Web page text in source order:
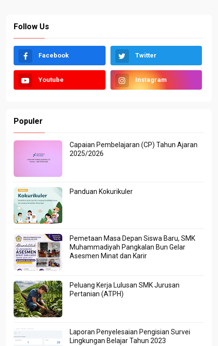
Follow Us
Facebook Twitter
Youtube Instagram
Populer
Capaian Pembelajaran (CP) Tahun Ajaran
2025/2026
Panduan Kokurikuler
Pemetaan Masa Depan Siswa Baru, SMK
Muhammadiyah Pangkalan Bun Gelar
Asesmen Minat dan Karir
Peluang Kerja Lulusan SMK Jurusan
Pertanian (ATPH)
Laporan Penyelesaian Pengisian Survei
Lingkungan Belajar Tahun 2023